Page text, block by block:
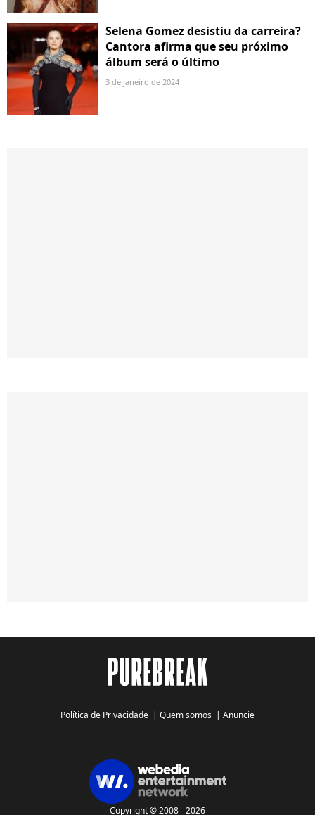
Selena Gomez desistiu da carreira?
Cantora afirma que seu próximo
álbum será o último
3 de janeiro de 2024
Política de Privacidade | Quem somos | Anuncie
Copyright © 2008 - 2026